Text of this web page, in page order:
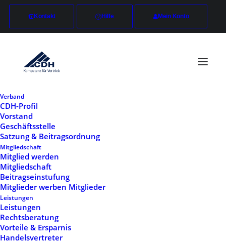
Kontakt Hilfe Mein Konto
Verband
CDH-Profil
Vorstand
Geschäftsstelle
Satzung & Beitragsordnung
Mitgliedschaft
Mitglied werden
Mitgliedschaft
Beitragseinstufung
Mitglieder werben Mitglieder
Leistungen
Leistungen
Rechtsberatung
Vorteile & Ersparnis
Handelsvertreter
CDH-Wirtschaftsverband
für Vertrieb e.V.
Julius-Hölder-Straße 26
70597 Stuttgart
0711 / 214 755-0
info@cdh-vertrieb.de